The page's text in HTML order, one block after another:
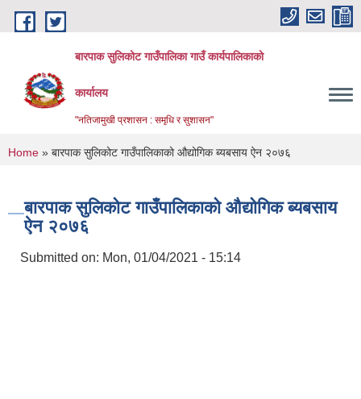
Skip to main content
बारपाक सुलिकोट गाउँपालिका गाउँ कार्यपालिकाको
कार्यालय
"नतिजामुखी प्रशासन : समृधि र सुशासन"
You are here
Home » बारपाक सुलिकोट गाउँपालिकाको औद्योगिक ब्यबसाय ऐन २०७६
बारपाक सुलिकोट गाउँपालिकाको औद्योगिक ब्यबसाय
ऐन २०७६
Submitted on: Mon, 01/04/2021 - 15:14